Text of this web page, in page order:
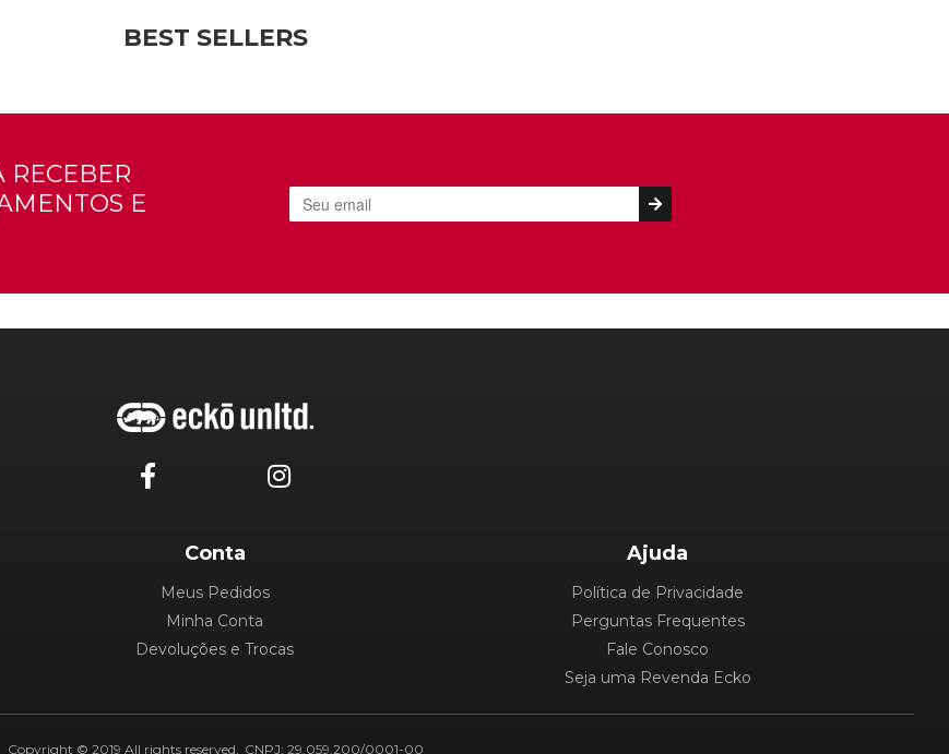
BEST SELLERS
RECEBER
E
Conta
Meus Pedidos
Minha Conta
Devoluções e Trocas
Ajuda
Política de Privacidade
Perguntas Frequentes
Fale Conosco
Seja uma Revenda Ecko
Copyright © 2019 All rights reserved. CNPJ: 29.059.200/0001-00